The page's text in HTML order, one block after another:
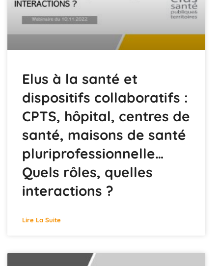
Elus à la santé et
dispositifs collaboratifs :
CPTS, hôpital, centres de
santé, maisons de santé
pluriprofessionnelle…
Quels rôles, quelles
interactions ?
Lire La Suite